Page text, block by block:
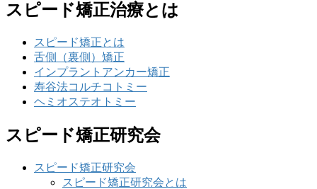
スピード矯正治療とは
スピード矯正とは
舌側（裏側）矯正
インプラントアンカー矯正
寿谷法コルチコトミー
ヘミオステオトミー
スピード矯正研究会
スピード矯正研究会
スピード矯正研究会とは